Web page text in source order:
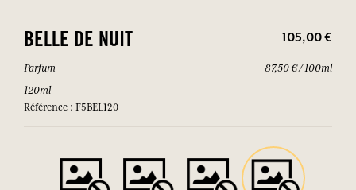
BELLE DE NUIT 105,00 €
Parfum
120ml
Référence : F5BEL120
87,50 € / 100ml